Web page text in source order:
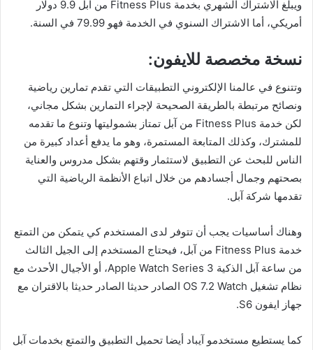
ويبلغ الاشتراك الشهري بخدمة Fitness Plus من آبل 9.9 دولار
أمريكي، أما الاشتراك السنوي في الخدمة فهو 79.99 في السنة.
نسخة مخصصة للايفون:
وتتنوع في عالمنا الإلكتروني التطبيقات التي تقدم تمارين رياضية
ونصائح مرتبطة بالطريقة الصحيحة لإجراء التمارين بشكل مجاني،
لكن خدمة Fitness Plus من آبل تمتاز بشموليتها وتنوع ما تقدمه
للمشترك، وكذلك المتابعة المستمرة، وهو ما يدفع أعداد كبيرة من
الناس للبحث عن التطبيق لاستثمار وقتهم بشكل مدروس والعناية
بصحتهم وجمال أجسادهم من خلال اتباع الأنظمة الرياضية التي
تقدمها شركة آبل.
وهناك أساسيات يجب أن تتوفر لدى المستخدم كي يتمكن من التمتع
خدمة Fitness Plus من آبل، فيحتاج المستخدم إلى الجيل الثالث
من ساعة آبل الذكية Apple Watch Series 3، أو الأجيال الأحدث مع
نظام تشغيل OS 7.2 Watch الصادر حديثا الصادر حديثا بالاقتران مع
جهاز ايفون S6.
كما يستطيع مستخدمو آيباد أيضا تحميل التطبيق والتمتع بخدمات آبل